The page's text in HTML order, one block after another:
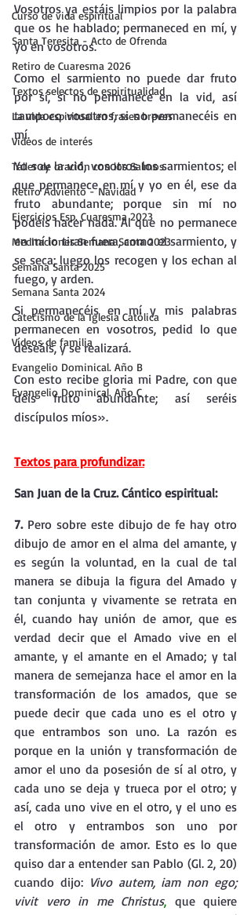
Curso de vida espiritual
Santa Teresita - Acto de Ofrenda
Retiro de Cuaresma 2026
Textos selectos de espiritualidad
La vida espiritual en frases breves
Vídeos de interés
Taller de oración con los Salmos
Retiro Adviento - Navidad
Ejercicios Esp. Cuaresma 2023
Meditaciones Semana Santa 2023
Semana Santa 2025
Semana Santa 2024
Catecismo de la Iglesia Católica
Vídeos de familia
Evangelio Dominical. Año B
Evangelio Dominical. Año C
Vosotros ya estáis limpios por la palabra
que os he hablado; permaneced en mí, y
yo en vosotros.
Como el sarmiento no puede dar fruto
por sí, si no permanece en la vid, así
tampoco vosotros, si no permanecéis en
mí.
Yo soy la vid, vosotros los sarmientos; el
que permanece en mí y yo en él, ese da
fruto abundante; porque sin mí no
podéis hacer nada. Al que no permanece
en mí lo tiran fuera, como el sarmiento, y
se seca; luego los recogen y los echan al
fuego, y arden.
Si permanecéis en mí y mis palabras
permanecen en vosotros, pedid lo que
deseáis, y se realizará.
Con esto recibe gloria mi Padre, con que
deis fruto abundante; así seréis
discípulos míos».
Textos para profundizar:
San Juan de la Cruz. Cántico espiritual:
7. Pero sobre este dibujo de fe hay otro
dibujo de amor en el alma del amante, y
es según la voluntad, en la cual de tal
manera se dibuja la figura del Amado y
tan conjunta y vivamente se retrata en
él, cuando hay unión de amor, que es
verdad decir que el Amado vive en el
amante, y el amante en el Amado; y tal
manera de semejanza hace el amor en la
transformación de los amados, que se
puede decir que cada uno es el otro y
que entrambos son uno. La razón es
porque en la unión y transformación de
amor el uno da posesión de sí al otro, y
cada uno se deja y trueca por el otro; y
así, cada uno vive en el otro, y el uno es
el otro y entrambos son uno por
transformación de amor. Esto es lo que
quiso dar a entender san Pablo (Gl. 2, 20)
cuando dijo: Vivo autem, iam non ego;
vivit vero in me Christus, que quiere